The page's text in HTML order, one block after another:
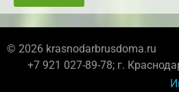
© 2026 krasnodarbrusdoma.ru
+7 921 027-89-78; г.